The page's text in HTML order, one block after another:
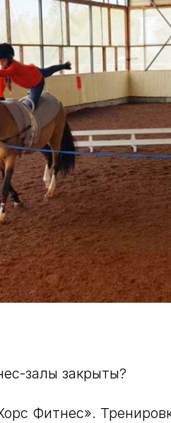
залы закрыты?
Фитнес».